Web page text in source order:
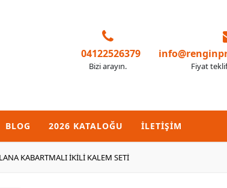
04122526379
Bizi arayın. Fiyat
BLOG 2026 KATALOĞU İLETİŞİM
KABARTMALI İKİLİ KALEM SETİ